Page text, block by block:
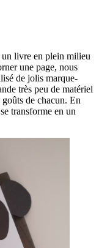
livre en plein milieu
une page, nous
de jolis marque-
très peu de matériel
de chacun. En
transforme en un